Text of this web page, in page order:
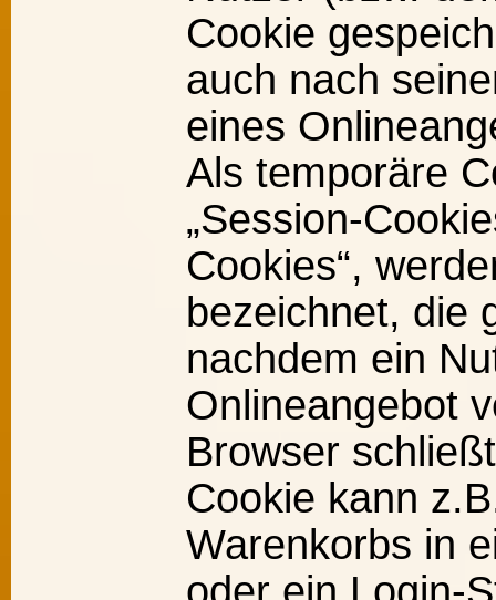
Cookie
auch nach
eines
Als temporäre
„Session-
Cookies“,
bezeichnet, die
nachdem ein
Onlineangebot
Browser
Cookie kann
Warenkorbs in